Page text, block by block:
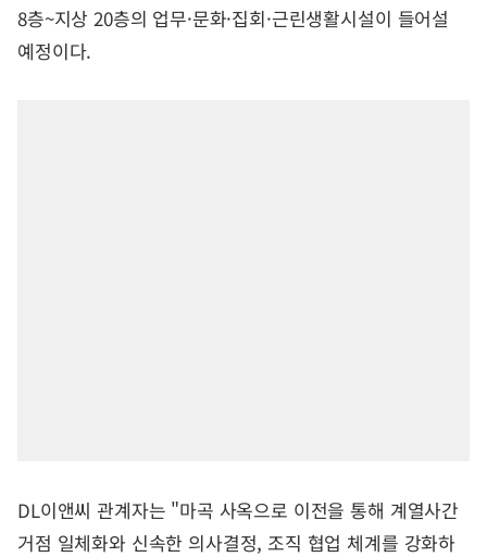
8층~지상 20층의 업무·문화·집회·근린생활시설이 들어설
예정이다.
DL이앤씨 관계자는 "마곡 사옥으로 이전을 통해 계열사간
거점 일체화와 신속한 의사결정, 조직 협업 체계를 강화하